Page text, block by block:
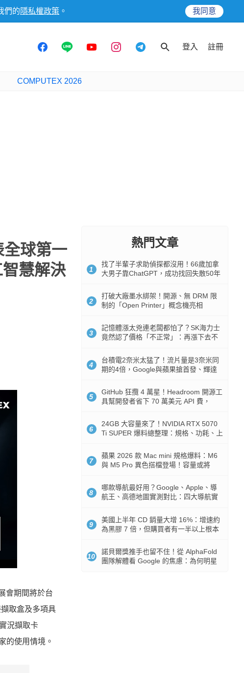
們的 隱私權政策 。 我同意
登入 註冊
COMPUTEX 2026
球第一
慧解決
會期間將於台
取盒及多項具
況擷取卡
的使用情境。
熱門文章
1
找了半輩子求助偵探都沒用！66歲加拿
大男子靠ChatGPT，成功找回失散50年
2
打破大廠墨水綁架！開源、無 DRM 限
制的「Open Printer」概念機亮相
3
記憶體漲太兇連老闆都怕了？SK海力士
竟然認了價格「不正常」：再漲下去不
4
台積電2奈米太猛了！流片量是3奈米同
期的4倍，Google與蘋果搶首發、輝達
5
GitHub 狂攬 4 萬星！Headroom 開源工
具幫開發者省下 70 萬美元 API 費，
6
24GB 大容量來了！NVIDIA RTX 5070
Ti SUPER 爆料總整理：規格、功耗、上
7
蘋果 2026 款 Mac mini 規格爆料：M6
與 M5 Pro 異色搭檔登場！容量或將
8
哪款導航最好用？Google、Apple、導
航王、高德地圖實測對比：四大導航實
9
美國上半年 CD 銷量大增 16%：增速約
為黑膠 7 倍，但購買者有一半以上根本
10
諾貝爾獎推手也留不住！從 AlphaFold
團隊解體看 Google 的焦慮：為何明星